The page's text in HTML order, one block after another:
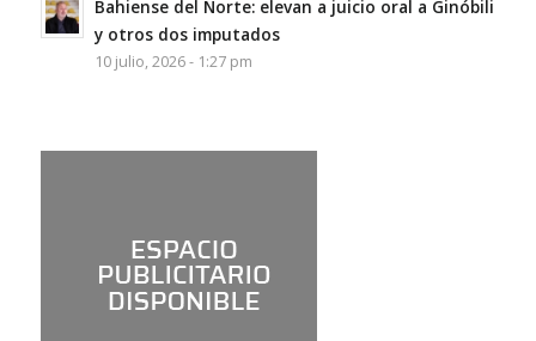
Bahiense del Norte: elevan a juicio oral a Ginóbili
y otros dos imputados
10 julio, 2026 - 1:27 pm